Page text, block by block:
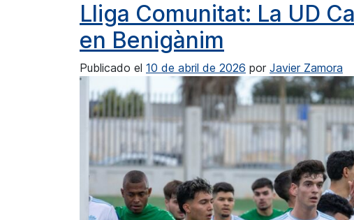
Lliga Comunitat: La UD
en Benigànim
Publicado el 10 de abril de 2026 por Javier Zamora